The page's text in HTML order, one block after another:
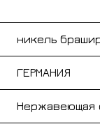
никель
ГЕРМАНИЯ
Нержавеющая